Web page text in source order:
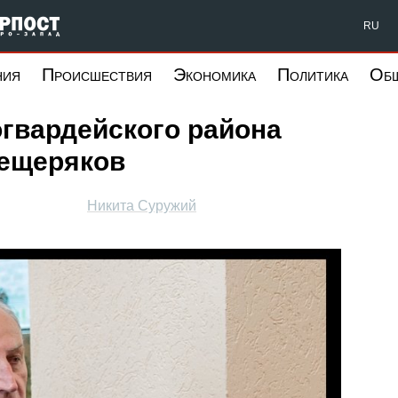
Форпост Северо-Запад RU
Происшествия Экономика Политика
района
Никита Суружий